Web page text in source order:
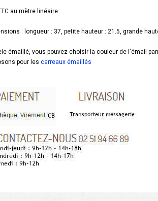
au mètre linéaire.
: longueur : 37, petite hauteur : 21.5, grande
émaillé, vous pouvez choisir la couleur de l'émail
pour les carreaux émaillés